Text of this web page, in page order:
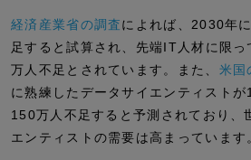
経済産業省の調査によれば、2030年
足すると試算され、先端IT人材に限
万人不足とされています。また、 米国
に熟練したデータサイエンティスト
150万人不足すると予測されており、
エンティストの需要は高まっています